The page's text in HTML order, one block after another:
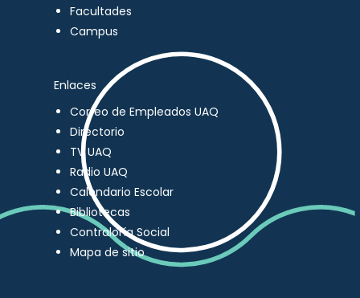
Facultades
Campus
Enlaces
Correo de Empleados UAQ
Directorio
TV UAQ
Radio UAQ
Calendario Escolar
Bibliotecas
Contraloría Social
Mapa de sitio